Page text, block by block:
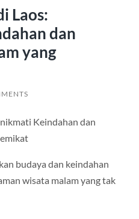
Laos:
dan
yang
Keindahan dan
budaya dan keindahan
wisata malam yang tak